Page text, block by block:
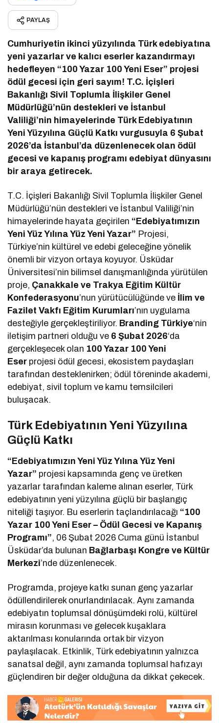
PAYLAŞ
Cumhuriyetin ikinci yüzyılında Türk edebiyatına
yeni yazarlar ve kalıcı eserler kazandırmayı
hedefleyen “100 Yazar 100 Yeni Eser” projesi
ödül gecesi için geri sayım! T.C. İçişleri
Bakanlığı Sivil Toplumla İlişkiler Genel
Müdürlüğü’nün destekleri ve İstanbul
Valiliği’nin himayelerinde Türk Edebiyatının
Yeni Yüzyılına Güçlü Katkı vurgusuyla 6 Şubat
2026’da İstanbul’da düzenlenecek olan ödül
gecesi ve kapanış programı edebiyat dünyasını
bir araya getirecek.
T.C. İçişleri Bakanlığı Sivil Toplumla İlişkiler Genel
Müdürlüğü’nün destekleri ve İstanbul Valiliği’nin
himayelerinde hayata geçirilen “Edebiyatımızın
Yeni Yüz Yılına Yüz Yeni Yazar” Projesi,
Türkiye’nin kültürel ve edebi geleceğine yönelik
önemli bir vizyon ortaya koyuyor. Üsküdar
Üniversitesi’nin bilimsel danışmanlığında yürütülen
proje, Çanakkale ve Trakya Eğitim Kültür
Konfederasyonu’nun yürütücülüğünde ve İlim ve
Fazilet Vakfı Eğitim Kurumları’nın uygulama
desteğiyle gerçekleştiriliyor. Branding Türkiye‘nin
iletişim partneri olduğu ve 6 Şubat 2026‘da
gerçekleşecek olan 100 Yazar 100 Yeni
Eser projesi ödül gecesi, ekosistem paydaşları
tarafından desteklenirken; ödül töreninde akademi,
edebiyat, sivil toplum ve kamu temsilcileri
buluşacak.
Türk Edebiyatının Yeni Yüzyılına
Güçlü Katkı
“Edebiyatımızın Yeni Yüz Yılına Yüz Yeni
Yazar” projesi kapsamında genç ve üretken
yazarlar tarafından kaleme alınan eserler, Türk
edebiyatının yeni yüzyılına güçlü bir başlangıç
niteliği taşıyor. Bu eserlerin taçlandırılacağı “100
Yazar 100 Yeni Eser – Ödül Gecesi ve Kapanış
Programı”, 06 Şubat 2026 Cuma günü İstanbul
Üsküdar’da bulunan Bağlarbaşı Kongre ve Kültür
Merkezi’nde düzenlenecek.
Programda, projeye katkı sunan genç yazarlar
ödüllendirilerek onurlandırılacak. Aynı zamanda
edebiyatın toplumsal dönüşümdeki rolü, kültürel
mirasın korunması ve gelecek kuşaklara
aktarılması konularında ortak bir vizyon
paylaşılacak. Etkinlik, Türk edebiyatının yalnızca
sanatsal değil, aynı zamanda toplumsal hafızayı
güçlendiren bir değer olduğuna da dikkat çekecek.